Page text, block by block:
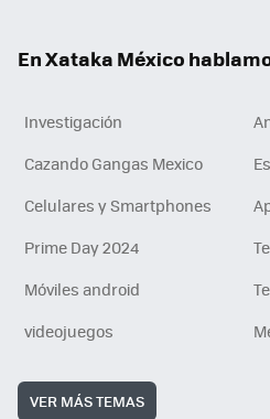
En Xataka México
Investigación
Cazando Gangas Mexico
Celulares y Smartphones
Prime Day 2024
Móviles android
videojuegos
VER MÁS TEMAS